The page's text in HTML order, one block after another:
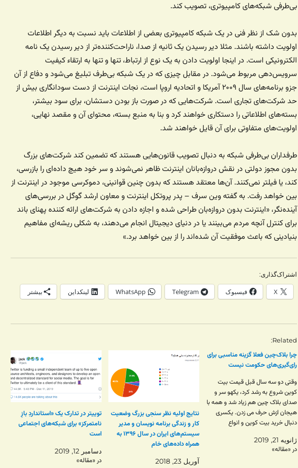
بی‌طرفی شبکه‌های کامپیوتری، تصویب کند.
بدون شک از نظر فنی در یک شبکه کامپیوتری بعضی از اطلاعات باید نسبت به دیگر اطلاعات
اولویت داشته باشند. مثلا دیر رسیدن یک ثانیه از صدا، ناراحت‌کننده‌تر از دیر رسیدن یک نامه
الکترونیکی است. در اینجا اولویت دادن به یک نوع از ارتباط،‌ تنها و تنها به ارتقاء کیفیت
سرویس‌دهی مربوط می‌شود. در مقابل چیزی که در یک شبکه بی‌طرف تبلیغ می‌شود و دفاع از آن
جزو برنامه‌های سال ۲۰۰۹ آمریکا و اتحادیه اروپا است، نجات اینترنت از دست سودانگاری بیش از
حد شرکت‌های تجاری است. شرکت‌هایی که در صورت باز بودن دستشان، برای سود بیشتر،
بسته‌های اطلاعاتی را دستکاری خواهند کرد و بنا به منبع بسته، محتوای آن و مقصد نهایی،
اولویت‌های متفاوتی برای آن قایل خواهند شد.
طرفداران بی‌طرفی شبکه به دنبال تصویب قانون‌هایی هستند که تضمین کند شرکت‌های بزرگ
بدون مجوز دولتی در نقش دروازه‌بانان اینترنت ظاهر نمی‌شوند و سر خود هیچ داده‌ای را بازرسی،
کند، یا فیلتر نمی‌کنند. آن‌ها معتقد هستند که بدون چنین قوانینی، دموکرسی موجود در اینترنت از
بین خواهد رفت. به گفته وین سرف – پدر پروتکل اینترنت و معاون ارشد گوگل در بررسی‌های
آینده‌نگر، «اینترنت بدون دروازه‌بان طراحی شده و اجازه دادن به شرکت‌های ارائه کننده پهنای باند
برای کنترل آنچه مردم می‌بینند یا در دنیای دیجیتال انجام می‌دهند، به شکلی ریشه‌ای مفاهیم
بنیادینی که باعث موفقیت آن شده‌اند را از بین خواهد برد.»
اشتراک‌گذاری:
X فیسبوک Telegram
WhatsApp لینکداین بیشتر
Related
چرا بلاک‌چین فعلا گزینه‌ مناسبی برای
رای‌گیری‌های حکومت‌ نیست
وقتی دو سه سال قبل قیمت بیت
کوین شروع به رشد کرد، یکهو سر و
صدای بلاک چین هم زیاد شد و همه با
هیجان ازش حرف می زدن. یکسری
دنبال خرید بیت کوین و انواع
دنبال حل مشکلات جهان از طریق
بلاک چین.…
ژانویه 21, 2019
در «مقاله»
نتایج اولیه نظر سنجی بزرگ وضعیت
کار و زندگی برنامه نویسان و مدیر
سیستم‌های ایران در سال ۱۳۹۶ به
همراه داده‌های خام
آوریل 23, 2018
توییتر در تدارک یک «استانداردِ بازِ
نامتمرکز» برای شبکه‌های اجتماعی
است
دسامبر 12, 2019
در «مقاله»